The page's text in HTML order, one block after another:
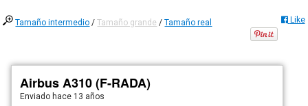
Tamaño intermedio /Tamaño grande /Tamaño real Like
Airbus A310 (F-RADA)
Enviado hace 13 años